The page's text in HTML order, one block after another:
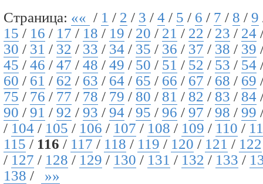
Страница: «« / 1 / 2 / 3 / 4 / 5 / 6 / 7 / 8 / 9
15 / 16 / 17 / 18 / 19 / 20 / 21 / 22 / 23 / 24
30 / 31 / 32 / 33 / 34 / 35 / 36 / 37 / 38 / 39
45 / 46 / 47 / 48 / 49 / 50 / 51 / 52 / 53 / 54
60 / 61 / 62 / 63 / 64 / 65 / 66 / 67 / 68 / 69
75 / 76 / 77 / 78 / 79 / 80 / 81 / 82 / 83 / 84
90 / 91 / 92 / 93 / 94 / 95 / 96 / 97 / 98 / 99
/ 104 / 105 / 106 / 107 / 108 / 109 / 110 /
115 / 116 / 117 / 118 / 119 / 120 / 121 / 122
/ 127 / 128 / 129 / 130 / 131 / 132 / 133 /
138 / »»